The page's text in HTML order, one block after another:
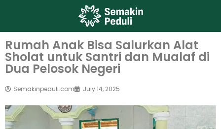
Rumah Anak Bisa Salurkan Alat
Sholat untuk Santri dan Mualaf di
Dua Pelosok Negeri
Semakinpeduli.com July 14, 2025